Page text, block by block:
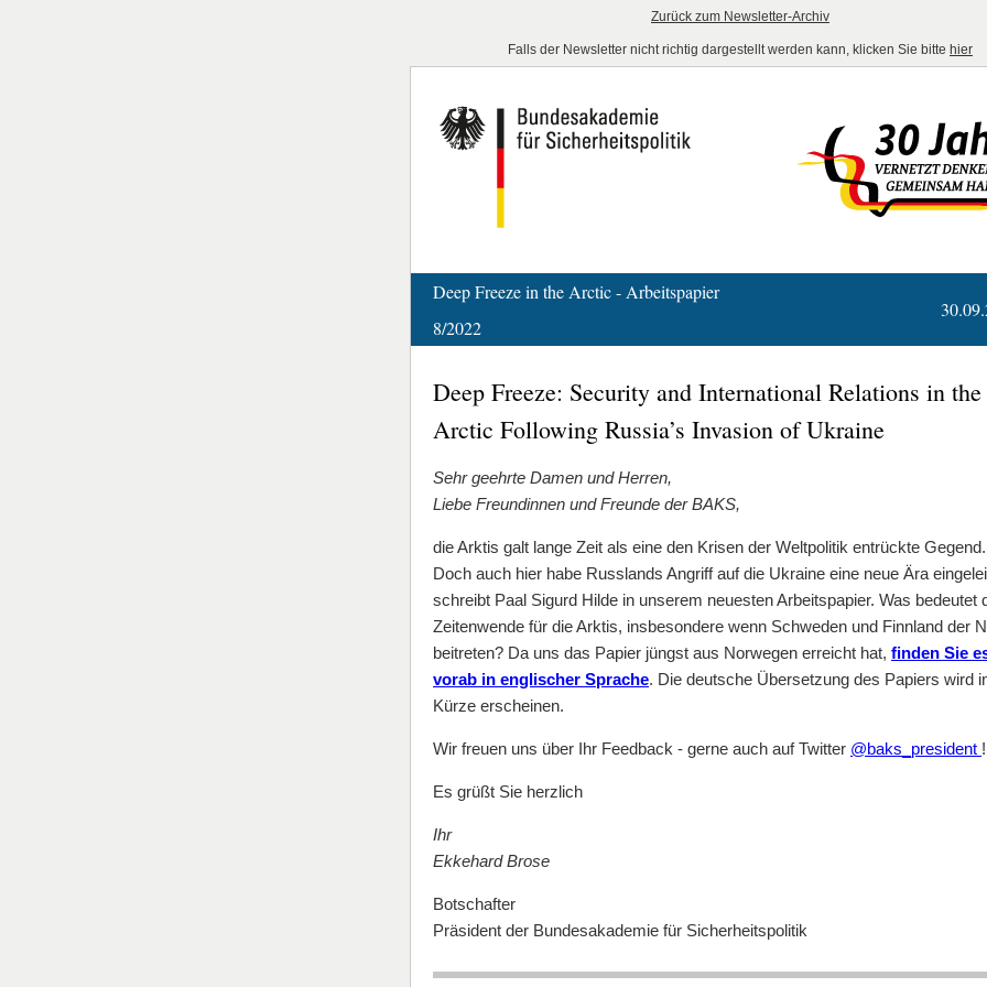
Zurück zum Newsletter-Archiv
Falls der Newsletter nicht richtig dargestellt werden kann, klicken Sie bitte hier
Deep Freeze in the Arctic - Arbeitspapier
8/2022
Deep Freeze: Security and International Relations in the
Arctic Following Russia’s Invasion of Ukraine
Sehr geehrte Damen und Herren,
Liebe Freundinnen und Freunde der BAKS,
die Arktis galt lange Zeit als eine den Krisen der Weltpolitik entrückte Gegend.
Doch auch hier habe Russlands Angriff auf die Ukraine eine neue Ära
schreibt Paal Sigurd Hilde in unserem neuesten Arbeitspapier. Was bedeutet
Zeitenwende für die Arktis, insbesondere wenn Schweden und Finnland der
beitreten? Da uns das Papier jüngst aus Norwegen erreicht hat, finden Sie
vorab in englischer Sprache. Die deutsche Übersetzung des Papiers wird
Kürze erscheinen.
Wir freuen uns über Ihr Feedback - gerne auch auf Twitter @baks_president !
Es grüßt Sie herzlich
Ihr
Ekkehard Brose
Botschafter
Präsident der Bundesakademie für Sicherheitspolitik